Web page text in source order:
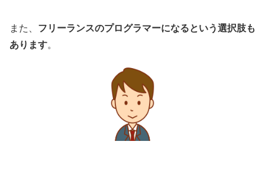
また、 フリーランスのプログラマーになるという選択肢も
あります。